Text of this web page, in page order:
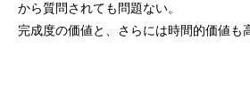
から質問されても問題ない。
完成度の価値と、さらには時間的価値も